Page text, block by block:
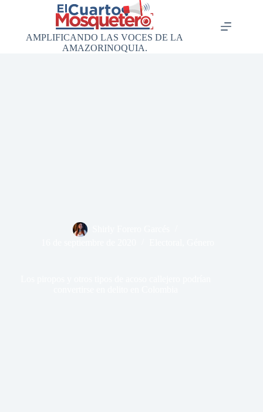
AMPLIFICANDO LAS VOCES DE LA
AMAZORINOQUIA.